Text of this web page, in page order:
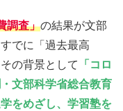
調査」の結果が文部
でに「過去最高
の背景として
「コロ
文部科学省総合教育
学をめざし、学習塾を